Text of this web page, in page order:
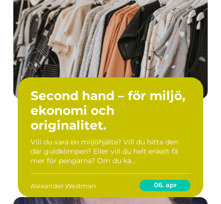
Second hand – för miljö,
ekonomi och
originalitet.
Vill du vara en miljöhjälte? Vill du hitta den
där guldklimpen? Eller vill du helt enkelt få
mer för pengarna? Om du kä...
Alexander Westman 06. apr